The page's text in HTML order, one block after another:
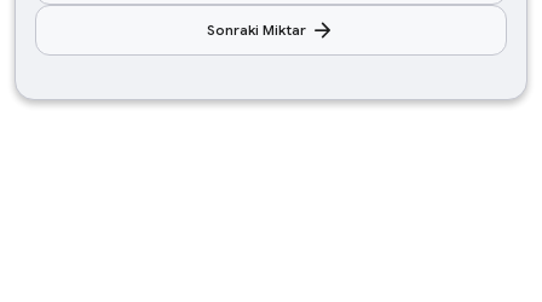
Sonraki Miktar arrow_forward